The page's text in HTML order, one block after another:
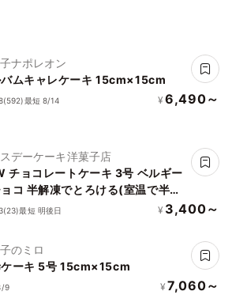
ナポレオン
ムキャレケーキ 15cm×15cm
(592)最短 8/14 ¥ 6,490～
デーケーキ洋菓子店
チョコレートケーキ 3号 ベルギー
コ 半解凍でとろける(室温で半解
ていただくと、外はふんわり、中は
ケーキ お誕生日ケーキ アニバー
サリーカード #ふわひん純生ショコラ
(23)最短 明後日 ¥ 3,400～
のミロ
ーキ 5号 15cm×15cm
9 ¥ 7,060～